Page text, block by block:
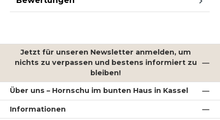
Jetzt für unseren Newsletter anmelden, um
nichts zu verpassen und bestens informiert zu
bleiben!
Über uns – Hornschu im bunten Haus in Kassel
Informationen